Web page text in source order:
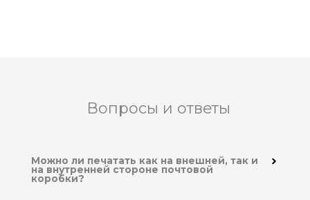
Вопросы и ответы
Можно ли печатать как на внешней, так и
на внутренней стороне почтовой
коробки?